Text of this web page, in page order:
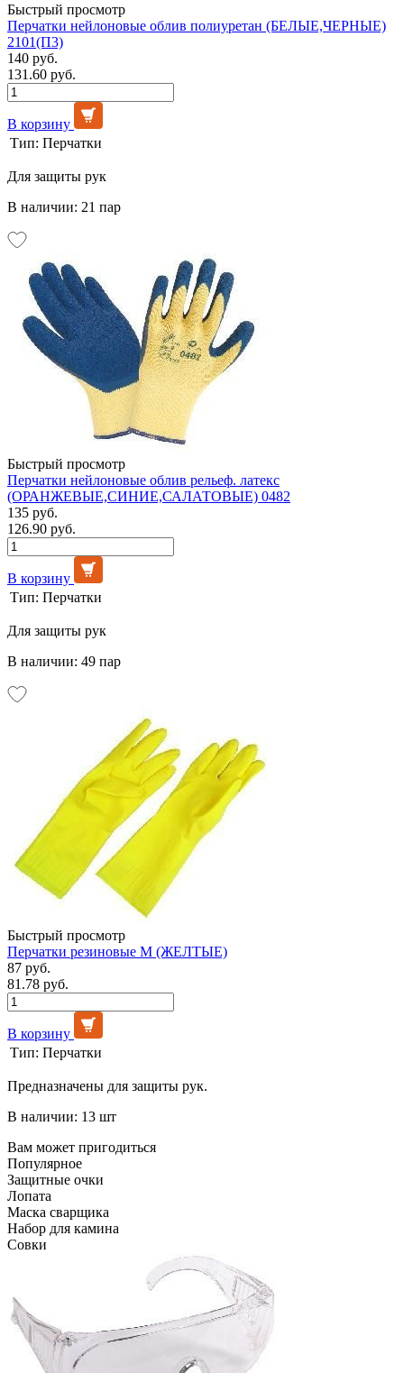
Быстрый просмотр
Перчатки нейлоновые облив полиуретан (БЕЛЫЕ,ЧЕРНЫЕ)
2101(П3)
140 руб.
131.60 руб.
В корзину
Тип: Перчатки
Для защиты рук
В наличии: 21 пар
Быстрый просмотр
Перчатки нейлоновые облив рельеф. латекс
(ОРАНЖЕВЫЕ,СИНИЕ,САЛАТОВЫЕ) 0482
135 руб.
126.90 руб.
В корзину
Тип: Перчатки
Для защиты рук
В наличии: 49 пар
Быстрый просмотр
Перчатки резиновые М (ЖЕЛТЫЕ)
87 руб.
81.78 руб.
В корзину
Тип: Перчатки
Предназначены для защиты рук.
В наличии: 13 шт
Вам может пригодиться
Популярное
Защитные очки
Лопата
Маска сварщика
Набор для камина
Совки